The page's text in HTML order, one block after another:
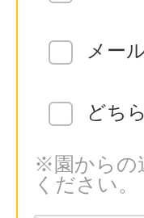
メー
どち
※園からの
ください。